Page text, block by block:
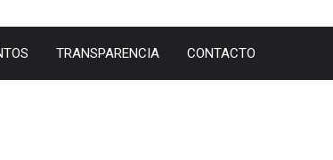
TRANSPARENCIA CONTACTO